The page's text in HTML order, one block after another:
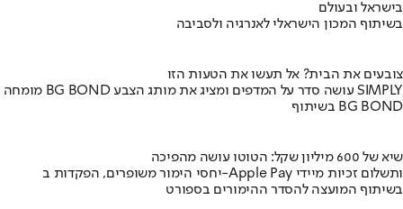
בישראל ובעולם
בשיתוף המכון הישראלי לאנרגיה ולסביבה
צובעים את הבית? אל תעשו את הטעות הזו
מומחה BG BOND עושה סדר על המדפים ומציג את מותג הצבע SIMPLY
בשיתוף BG BOND
שיא של 600 מיליון שקל: הטוטו עושה מהפיכה
יחסי הימור משופרים, הפקדות ב-Apple Pay ותשלום זכיות מיידי
בשיתוף המועצה להסדר ההימורים בספורט